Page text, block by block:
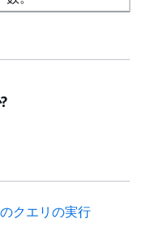
クエリの実行